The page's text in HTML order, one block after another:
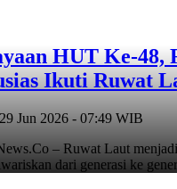
HUT Ke-48,
Ikuti Ruwat
Jun 2026 - 07:49 WIB
– Ruwat Laut
dari generasi ke